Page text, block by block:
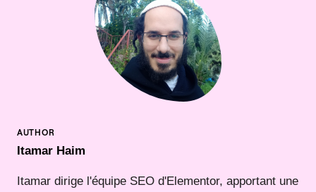
Itamar Haim
Itamar dirige l'équipe SEO d'Elementor, apportant une